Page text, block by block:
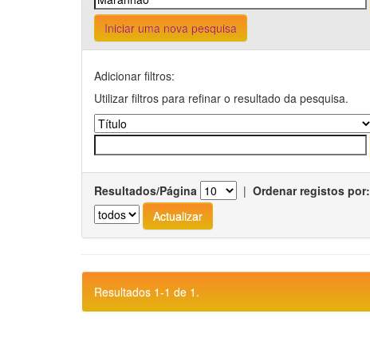
Iniciar uma nova pesquisa
Adicionar filtros:
Utilizar filtros para refinar o resultado da pesquisa.
Resultados/Página | Ordenar registos por:
Resultados 1-1 de 1.